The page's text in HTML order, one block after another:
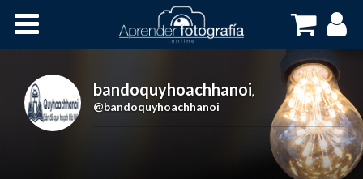
Cursos OnLine
bandoquyhoachhanoi,
@bandoquyhoachhanoi